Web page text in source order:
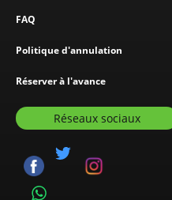
FAQ
Politique d'annulation
Réserver à l'avance
Réseaux sociaux